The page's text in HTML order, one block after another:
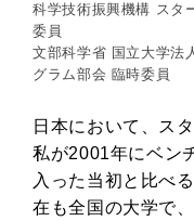
科学技術振興機構 スタ
委員
文部科学省 国立大学法
グラム部会 臨時委員
日本において、ス
私が2001年にベン
入った当初と比べ
在も全国の大学で